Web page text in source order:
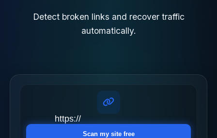
Detect broken links and recover traffic
automatically.
Scan my site free